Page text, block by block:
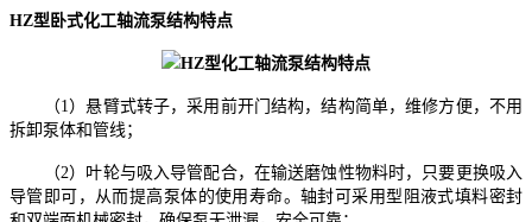
HZ型卧式化工轴流泵结构特点
（1）悬臂式转子，采用前开门结构，结构简单，维修方便，不用
拆卸泵体和管线；
（2）叶轮与吸入导管配合，在输送磨蚀性物料时，只要更换吸入
导管即可，从而提高泵体的使用寿命。轴封可采用型阻液式填料密封